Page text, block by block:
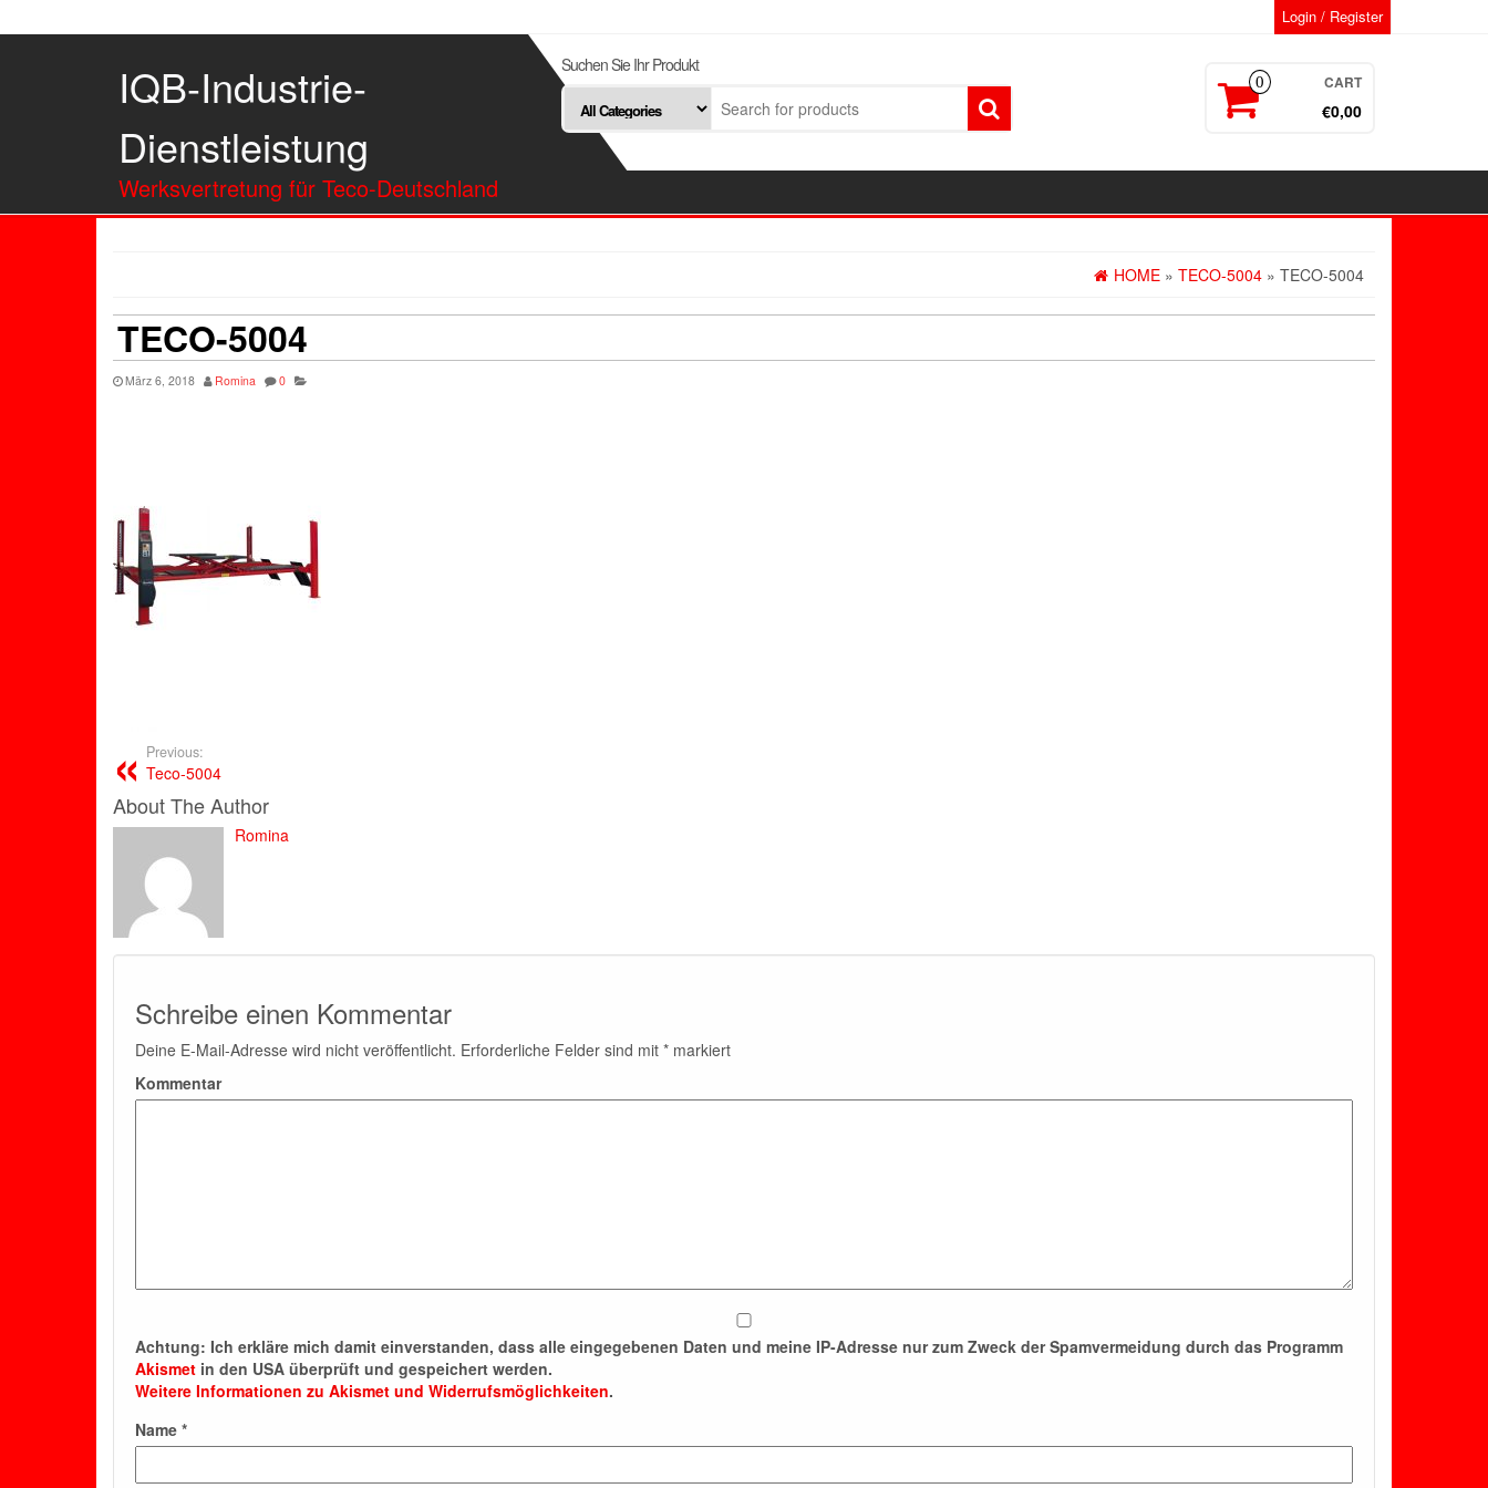
Login / Register
IQB-Industrie-
Dienstleistung
Werksvertretung für Teco-Deutschland
Suchen Sie Ihr Produkt
0 CART
€0,00
HOME » TECO-5004 » TECO-5004
TECO-5004
März 6, 2018 Romina 0
Previous:
Teco-5004
About The Author
Romina
Schreibe einen Kommentar
Deine E-Mail-Adresse wird nicht veröffentlicht. Erforderliche Felder sind mit * markiert
Kommentar
Achtung: Ich erkläre mich damit einverstanden, dass alle eingegebenen Daten und meine IP-Adresse nur zum Zweck der Spamvermeidung durch das Programm
Akismet in den USA überprüft und gespeichert werden.
Weitere Informationen zu Akismet und Widerrufsmöglichkeiten.
Name *